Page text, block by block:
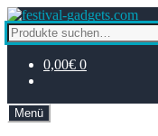
Zur
Navigation
springen
Zum
Inhalt
springen
Suche
nach:
0,00€ 0
Menü